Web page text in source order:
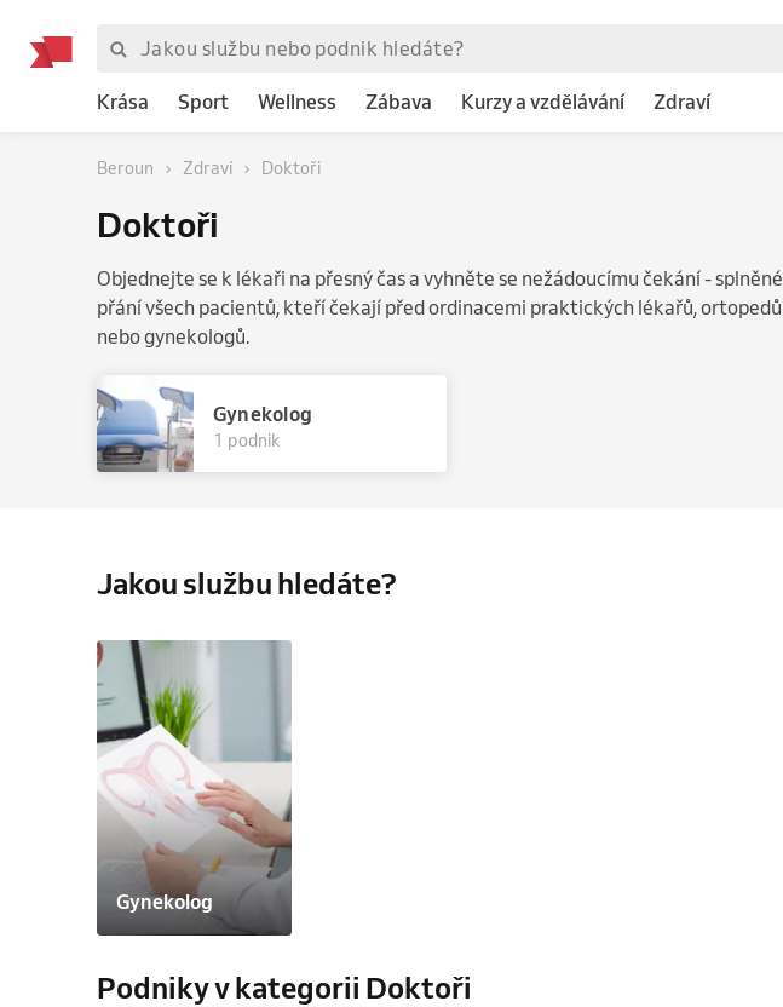
Krása Sport Wellness Zábava Kurzy a vzdělávání Zdraví
Beroun Zdraví Doktoři
Doktoři
Objednejte se k lékaři na přesný čas a vyhněte se nežádoucímu čekání - splněné
přání všech pacientů, kteří čekají před ordinacemi praktických lékařů, ortopedů
nebo gynekologů.
Gynekolog
1 podnik
Jakou službu hledáte?
Gynekolog
Podniky v kategorii Doktoři